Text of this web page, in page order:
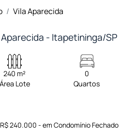
Vila Aparecida
- Itapetininga/SP
240 m²
Área Lote
0
Quartos
240.000 - em Condomínio Fechado